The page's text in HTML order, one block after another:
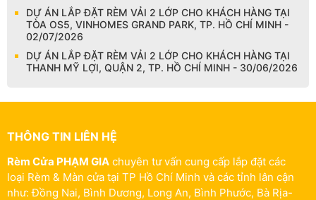
DỰ ÁN LẮP ĐẶT RÈM VẢI 2 LỚP CHO KHÁCH HÀNG TẠI
TÒA OS5, VINHOMES GRAND PARK, TP. HỒ CHÍ MINH -
02/07/2026
DỰ ÁN LẮP ĐẶT RÈM VẢI 2 LỚP CHO KHÁCH HÀNG TẠI
THANH MỸ LỢI, QUẬN 2, TP. HỒ CHÍ MINH - 30/06/2026
THÔNG TIN LIÊN HỆ
Rèm Cửa PHẠM GIA chuyên tư vấn cung cấp lắp đặt các
loại Rèm & Màn cửa tại TP Hồ Chí Minh và các tỉnh lân cận
như: Đồng Nai, Bình Dương, Long An, Bình Phước, Bà Rịa-